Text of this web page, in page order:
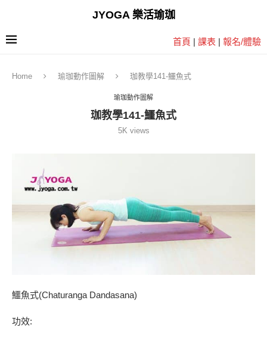
JYOGA 樂活瑜珈
首頁 | 課表 | 報名/體驗
Home 瑜珈動作圖解 珈教學141-鱷魚式
瑜珈動作圖解
珈教學141-鱷魚式
5K views
鱷魚式(Chaturanga Dandasana)
功效: